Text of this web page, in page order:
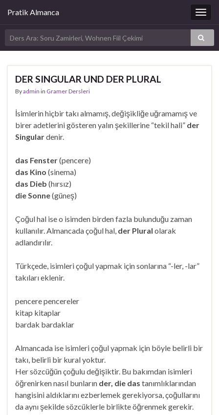
Pratik Almanca
DER SINGULAR UND DER PLURAL
Byadmin in Gramer Dersleri
İsimlerin hiçbir takı almamış, değişikliğe uğramamış ve
birer adetlerini gösteren yalın şekillerine “tekil hali” der
Singulardenir.
das Fenster(pencere)
das Kino (sinema)
das Dieb (hırsız)
die Sonne(güneş)
Çoğul hal ise o isimden birden fazla bulunduğu zaman
kullanılır. Almancada çoğul hal, der Plural olarak
adlandırılır.
Türkçede, isimleri çoğul yapmak için sonlarına “-ler, -lar”
takıları eklenir.
pencere pencereler
kitap kitaplar
bardak bardaklar
Almancada ise isimleri çoğul yapmak için böyle belirli bir
takı, belirli bir kural yoktur.
Her sözcüğün çoğulu değişiktir. Bu bakımdan isimleri
öğrenirken nasıl bunların der, die das tanımlıklarından
hangisini aldıklarını ezberlemek gerekiyorsa, çoğullarını
da aynı şekilde sözcüklerle birlikte öğrenmek gerekir.